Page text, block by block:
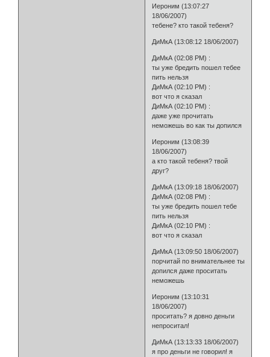
Иероним (13:07:27
18/06/2007)
тебене? кто такой тебеня?
ДиМкА (13:08:12 18/06/2007)
ДиМкА (02:08 PM) :
ты уже бредить пошел тебее
пить нельзя
ДиМкА (02:10 PM) :
вот что я сказал
ДиМкА (02:10 PM) :
даже уже прочитать
неможешь во как ты допился
Иероним (13:08:39
18/06/2007)
а кто такой тебеня? твой
друг?
ДиМкА (13:09:18 18/06/2007)
ДиМкА (02:08 PM) :
ты уже бредить пошел тебе
пить нельзя
ДиМкА (02:10 PM) :
вот что я сказал
ДиМкА (13:09:50 18/06/2007)
порчитай по внимательнее ты
допился даже проситать
неможешь
Иероним (13:10:31
18/06/2007)
проситать? я довно деньги
непроситал!
ДиМкА (13:13:33 18/06/2007)
я про деньги не говорил! я